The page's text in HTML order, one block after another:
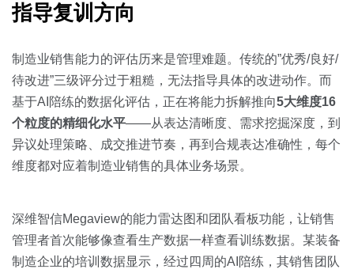
指导复训方向
制造业销售能力的评估历来是管理难题。传统的”优秀/良好/
待改进”三级评分过于粗糙，无法指导具体的改进动作。而
基于AI陪练的数据化评估，正在将能力拆解推向5大维度16
个粒度的精细化水平——从表达清晰度、需求挖掘深度，到
异议处理策略、成交推进节奏，再到合规表达准确性，每个
维度都对应着制造业销售的具体业务场景。
深维智信Megaview的能力雷达图和团队看板功能，让销售
管理者首次能够像查看生产数据一样查看训练数据。某装备
制造企业的培训数据显示，经过四周的AI陪练，其销售团队